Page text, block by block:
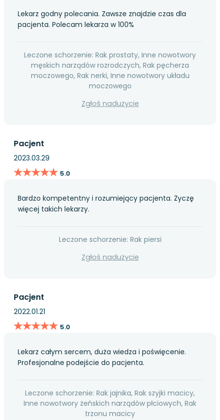
Lekarz godny polecania. Zawsze znajdzie czas dla
pacjenta. Polecam lekarza w 100%
Leczone schorzenie: Rak prostaty, Inne nowotwory
męskich narządów rozrodczych, Rak pęcherza
moczowego, Rak nerki, Inne nowotwory układu
moczowego
Zgłoś nadużycie
Pacjent
2023.03.29
★★★★★
★★★★★ 5.0
Bardzo kompetentny i rozumiejący pacjenta. Życzę
więcej takich lekarzy.
Leczone schorzenie: Rak piersi
Zgłoś nadużycie
Pacjent
2022.01.21
★★★★★
★★★★★ 5.0
Lekarz całym sercem, duża wiedza i poświęcenie.
Profesjonalne podejście do pacjenta.
Leczone schorzenie: Rak jajnika, Rak szyjki macicy,
Inne nowotwory żeńskich narządów płciowych, Rak
trzonu macicy